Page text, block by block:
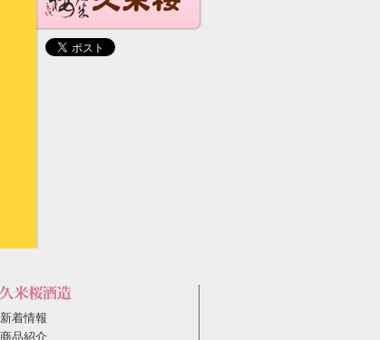
新着情報
商品紹介